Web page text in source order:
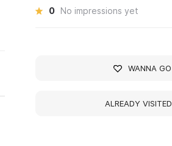
0 No impressions yet
WANNA GO
ALREADY VISITED